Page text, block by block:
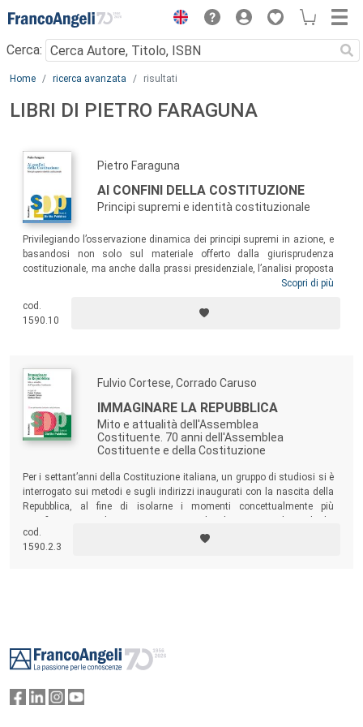
Menu
Cerca:
Main content
Home ricerca avanzata risultati
LIBRI DI PIETRO FARAGUNA
Pietro Faraguna
AI CONFINI DELLA COSTITUZIONE
Principi supremi e identità costituzionale
Privilegiando l’osservazione dinamica dei principi supremi in azione, e
basandosi non solo sul materiale offerto dalla giurisprudenza
costituzionale, ma anche dalla prassi presidenziale, l’analisi proposta
ha recuperato una dimensione teorica della nozione di “principio
principi e collocandola infine nel cuore delle dottrine del
costituzionalismo, classicamente inteso come limite giuridico al
Scopri di più
cod.
1590.10
Fulvio Cortese, Corrado Caruso
IMMAGINARE LA REPUBBLICA
Mito e attualità dell'Assemblea
Costituente. 70 anni dell'Assemblea
Costituente e della Costituzione
Per i settant’anni della Costituzione italiana, un gruppo di studiosi si è
interrogato sui metodi e sugli indirizzi inaugurati con la nascita della
Repubblica, al fine di isolarne i momenti concettualmente più
lavori dell’Assemblea Costituente a un ragionamento plurale sulle
ricadute odierne delle riflessioni svolte in quella sede.
cod.
1590.2.3